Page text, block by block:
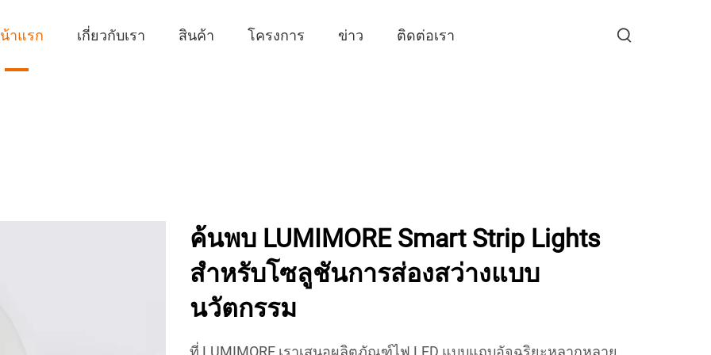
าแรก เกี่ยวกับเรา สินค้า โครงการ ข่าว ติดต่อเรา
ค้นพบ LUMIMORE Smart Strip Lights
สำหรับโซลูชันการส่องสว่างแบบ
นวัตกรรม
ที่ LUMIMORE เราเสนอผลิตภัณฑ์ไฟ LED แบบแถบอัจฉริยะหลากหลาย